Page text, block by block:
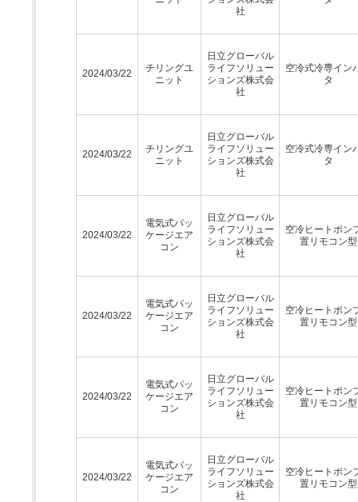
社
2024/03/22
チリングユ
ニット
日立グローバル
ライフソリュー
ションズ株式会
社
空冷式冷専イン
タ
2024/03/22
チリングユ
ニット
日立グローバル
ライフソリュー
ションズ株式会
社
空冷式冷専イン
タ
2024/03/22
電気式パッ
ケージエア
コン
日立グローバル
ライフソリュー
ションズ株式会
社
空冷ヒートポン
置リモコン型
2024/03/22
電気式パッ
ケージエア
コン
日立グローバル
ライフソリュー
ションズ株式会
社
空冷ヒートポン
置リモコン型
2024/03/22
電気式パッ
ケージエア
コン
日立グローバル
ライフソリュー
ションズ株式会
社
空冷ヒートポン
置リモコン型
2024/03/22
電気式パッ
ケージエア
コン
日立グローバル
ライフソリュー
ションズ株式会
社
空冷ヒートポン
置リモコン型